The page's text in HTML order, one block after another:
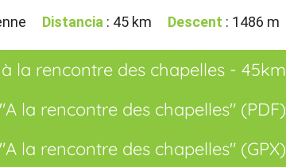
Distancia : 45 km Descent : 1486 m
la rencontre des chapelles - 45km
la rencontre des chapelles" (PDF)
la rencontre des chapelles" (GPX)